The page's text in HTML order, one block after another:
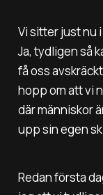
Vi sitter just nu
Ja, tydligen så
få oss
hopp om att vi
där människor
upp sin egen
Redan första